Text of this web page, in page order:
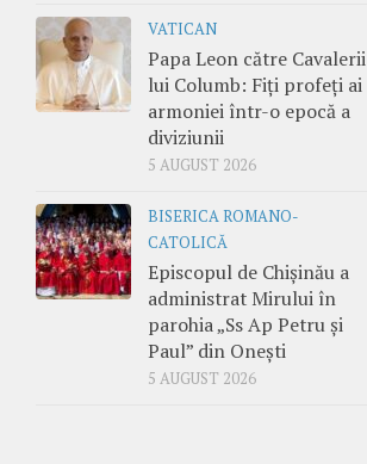
VATICAN
Papa Leon către Cavalerii
lui Columb: Fiți profeți ai
armoniei într-o epocă a
diviziunii
5 AUGUST 2026
BISERICA ROMANO-
CATOLICĂ
Episcopul de Chișinău a
administrat Mirului în
parohia „Ss Ap Petru și
Paul” din Onești
5 AUGUST 2026